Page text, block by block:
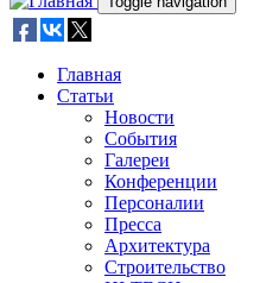
Главная
Статьи
Новости
События
Галереи
Конференции
Персоналии
Пресса
Архитектура
Строительство